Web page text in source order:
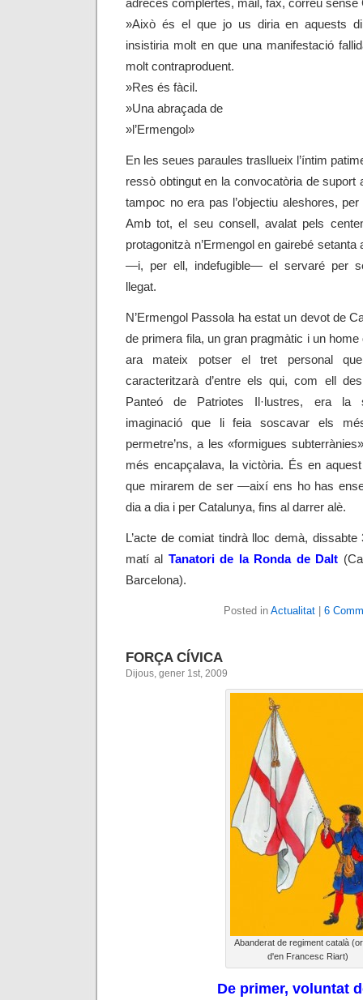
adreces complertes, mail, fax, correu sense
»Això és el que jo us diria en aquests
insistiria molt en que una manifestació
molt contraproduent.
»Res és fàcil.
»Una abraçada de
»l’Ermengol»
En les seues paraules trasllueix l’íntim
ressò obtingut en la convocatòria de
tampoc no era pas l’objectiu aleshores,
Amb tot, el seu consell, avalat pels
protagonitzà n’Ermengol en gairebé
—i, per ell, indefugible— el servaré per
llegat.
N’Ermengol Passola ha estat un devot de
de primera fila, un gran pragmàtic i un home
ara mateix potser el tret personal
caracteritzarà d’entre els qui, com ell
Panteó de Patriotes Il·lustres, era la
imaginació que li feia soscavar els
permetre’ns, a les «formigues
més encapçalava, la victòria. És en
que mirarem de ser—així ens ho has
dia a dia i per Catalunya, fins al darrer alè.
L’acte de comiat tindrà lloc demà,
matí al Tanatori de la Ronda de Dalt
Barcelona).
Posted in Actualitat| 6
FORÇA CÍVICA
Dijous, gener 1st, 2009
Abanderat de regiment català
d'en Francesc Riart)
De primer, voluntat